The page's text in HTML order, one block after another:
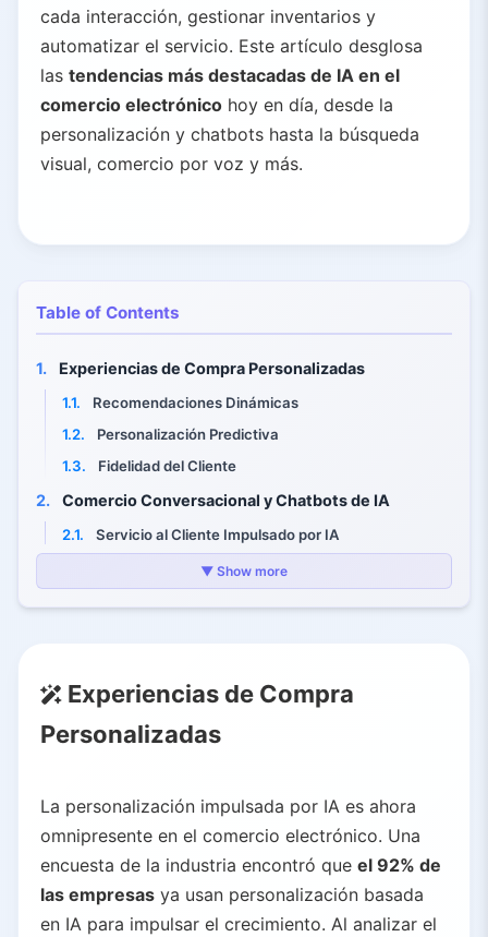
cada interacción, gestionar inventarios y
automatizar el servicio. Este artículo desglosa
las tendencias más destacadas de IA en el
comercio electrónico hoy en día, desde la
personalización y chatbots hasta la búsqueda
visual, comercio por voz y más.
Table of Contents
1. Experiencias de Compra Personalizadas
1.1.
Recomendaciones Dinámicas
1.2.
Personalización Predictiva
1.3.
Fidelidad del Cliente
2. Comercio Conversacional y Chatbots de IA
2.1.
Servicio al Cliente Impulsado por IA
Asistentes de Voz y Compras
3.2.
Prueba Virtual
4. Inventario, Logística y Análisis
4.2. Automatización Minorista
4.3. Optimización de Entregas
4.4. Sostenibilidad y Análisis
5. IA Generativa para Contenido y Marketing
5.1. Generación de Contenido
▼ Show more
Experiencias de Compra
Personalizadas
La personalización impulsada por IA es ahora
omnipresente en el comercio electrónico. Una
encuesta de la industria encontró que el 92% de
las empresas ya usan personalización basada
en IA para impulsar el crecimiento. Al analizar el